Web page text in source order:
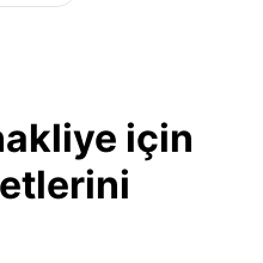
için